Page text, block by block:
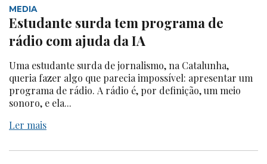
MEDIA
Estudante surda tem programa de
rádio com ajuda da IA
Uma estudante surda de jornalismo, na Catalunha,
queria fazer algo que parecia impossível: apresentar um
programa de rádio. A rádio é, por definição, um meio
sonoro, e ela...
Ler mais